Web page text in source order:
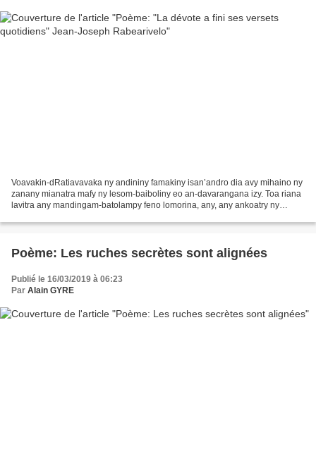
Voavakin-dRatiavavaka ny andininy famakiny isan’andro dia avy mihaino ny
zanany mianatra mafy ny lesom-baiboliny eo an-davarangana izy. Toa riana
lavitra any mandingam-batolampy feno lomorina, any, any ankoatry ny
Poème: Les ruches secrètes sont alignées
Publié le 16/03/2019 à 06:23
Par Alain GYRE